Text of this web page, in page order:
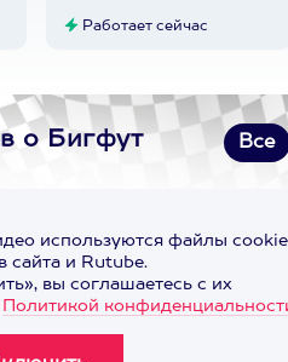
Работает сейчас
о Бигфут Все
используются файлы cookie
сайта и Rutube.
вы соглашаетесь с их
Политикой